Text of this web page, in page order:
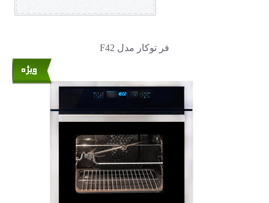
فر توکار مدل F42